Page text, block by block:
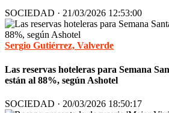
SOCIEDAD · 21/03/2026 12:53:00
Sergio Gutiérrez, Valverde
Las reservas hoteleras para Semana
están al 88%, según Ashotel
SOCIEDAD · 20/03/2026 18:50:17